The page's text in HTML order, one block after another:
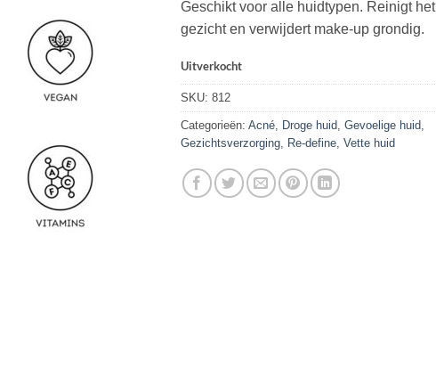
Geschikt voor alle huidtypen. Reinigt het
gezicht en verwijdert make-up grondig.
Uitverkocht
SKU: 812
Categorieën: Acné, Droge huid, Gevoelige huid,
Gezichtsverzorging, Re-define, Vette huid